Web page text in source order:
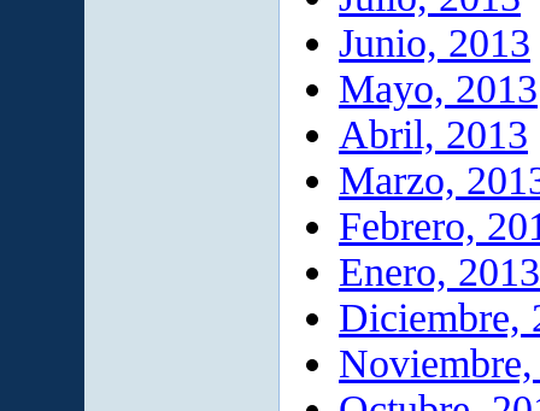
Junio, 2013
Mayo, 2013
Abril, 2013
Marzo,
Febrero,
Enero, 2013
Diciembre,